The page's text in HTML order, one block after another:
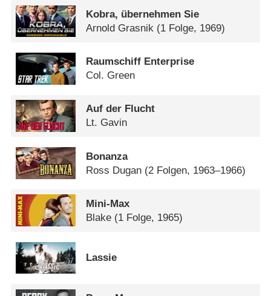
Kobra, übernehmen Sie
Arnold Grasnik (1 Folge, 1969)
Raumschiff Enterprise
Col. Green
Auf der Flucht
Lt. Gavin
Bonanza
Ross Dugan (2 Folgen, 1963–1966)
Mini-Max
Blake (1 Folge, 1965)
Lassie